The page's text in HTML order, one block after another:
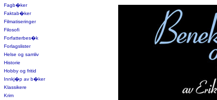
Fagb�ker
Faktab�ker
Filmatiseringer
Filosofi
Forfatterbes�k
Forlagslister
Helse og samliv
Historie
Hobby og fritid
Innkj�p av b�ker
Klassikere
Krim